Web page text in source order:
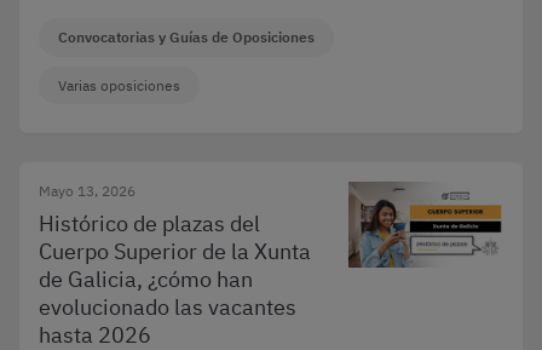
Convocatorias y Guías de Oposiciones
Varias oposiciones
Mayo 13, 2026
Histórico de plazas del
Cuerpo Superior de la Xunta
de Galicia, ¿cómo han
evolucionado las vacantes
hasta 2026